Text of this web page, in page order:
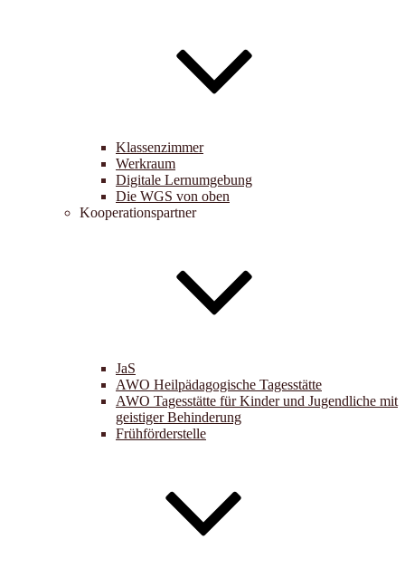
Klassenzimmer
Werkraum
Digitale Lernumgebung
Die WGS von oben
Kooperationspartner
JaS
AWO Heilpädagogische Tagesstätte
AWO Tagesstätte für Kinder und Jugendliche mit
geistiger Behinderung
Frühförderstelle